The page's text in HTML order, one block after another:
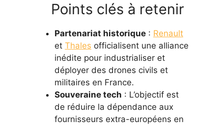
Points clés à retenir
Partenariat historique : Renault
et Thales officialisent une alliance
inédite pour industrialiser et
déployer des drones civils et
militaires en France.
Souveraine tech : L’objectif est
de réduire la dépendance aux
fournisseurs extra-européens en